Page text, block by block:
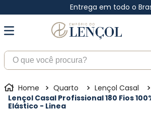
Entrega em todo o
O que você procura?
Quarto
Lençol Casal
Lençol Casal Profissional 180 Fios
Elástico - Linea